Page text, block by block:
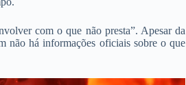
com o que não presta”. Apesar da
não há informações oficiais sobre o que